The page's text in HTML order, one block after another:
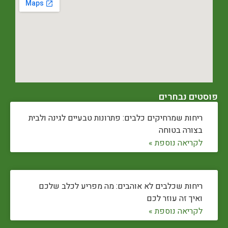
פוסטים נבחרים
ריחות שמרחיקים כלבים: פתרונות טבעיים לגינה ולבית
בצורה בטוחה
לקריאה נוספת »
ריחות שכלבים לא אוהבים: מה מפריע לכלב שלכם
ואיך זה עוזר לכם
לקריאה נוספת »